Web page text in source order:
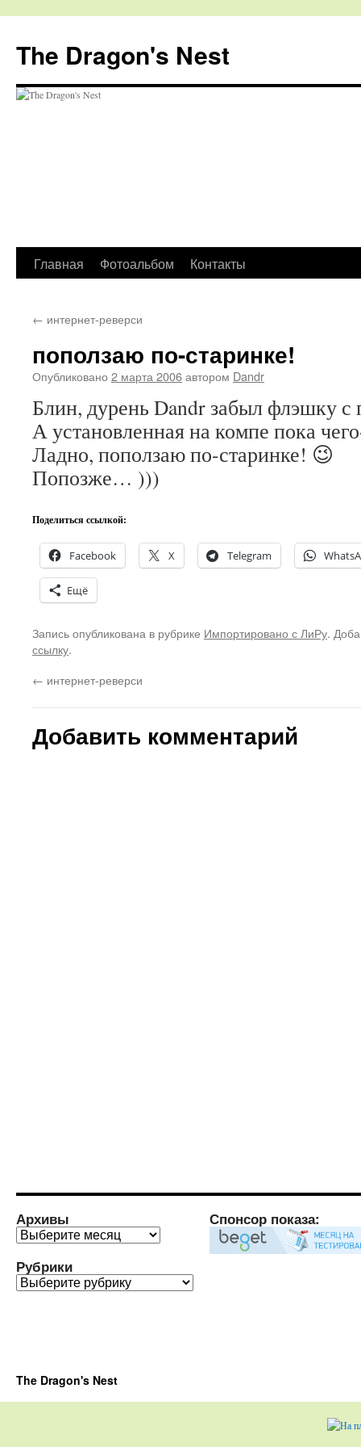
The Dragon's Nest
Перейти
содержимому
Главная Фотоальбом Контакты
← интернет-реверси
поползаю по-старинке!
Опубликовано 2 марта 2006автором Dandr
Блин, дурень Dandr забыл флэшку
А установленная на компе пока
Ладно, поползаю по-старинке! 😉
Попозже… )))
Поделиться ссылкой:
Facebook X Telegram
Ещё
Запись опубликована в рубрике Импортировано с ЛиРу.
ссылку.
← интернет-реверси
Добавить комментарий
Архивы
Архивы
Рубрики
Рубрики
Спонсор показа:
The Dragon's Nest